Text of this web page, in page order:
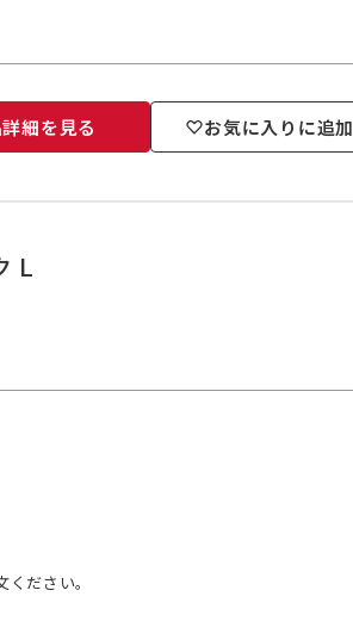
細を見る お気に入りに追加
L
ださい。